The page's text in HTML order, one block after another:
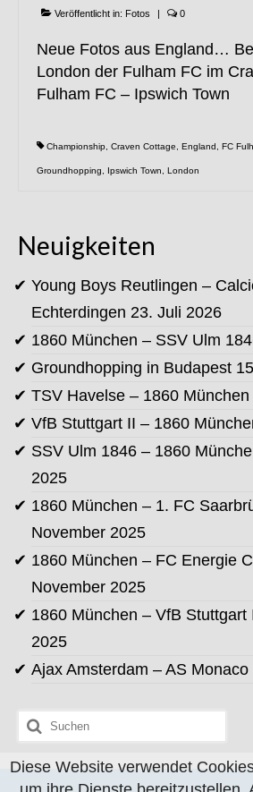
Veröffentlicht in: Fotos | 0
Neue Fotos aus England…
London der Fulham FC im
Fulham FC – Ipswich Town
Championship Craven Cottage England FC
Groundhopping Ipswich Town London
Neuigkeiten
Young Boys Reutlingen –
Echterdingen 23. Juli 2026
1860 München – SSV Ulm
Groundhopping in Budapest
TSV Havelse – 1860 München
VfB Stuttgart II – 1860
SSV Ulm 1846 – 1860
2025
1860 München – 1. FC
November 2025
1860 München – FC Energie
November 2025
1860 München – VfB Stuttgart
2025
Ajax Amsterdam – AS Monaco
Suchen
nach:
Diese Website verwendet